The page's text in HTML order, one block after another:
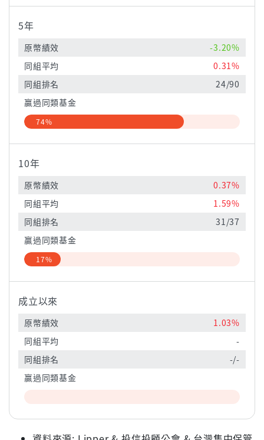
5年
原幣績效
-3.20%
同組平均
0.31%
同組排名
24/90
贏過同類基金
74%
10年
原幣績效
0.37%
同組平均
1.59%
同組排名
31/37
贏過同類基金
17%
成立以來
原幣績效
1.03%
同組平均
-
同組排名
-/-
贏過同類基金